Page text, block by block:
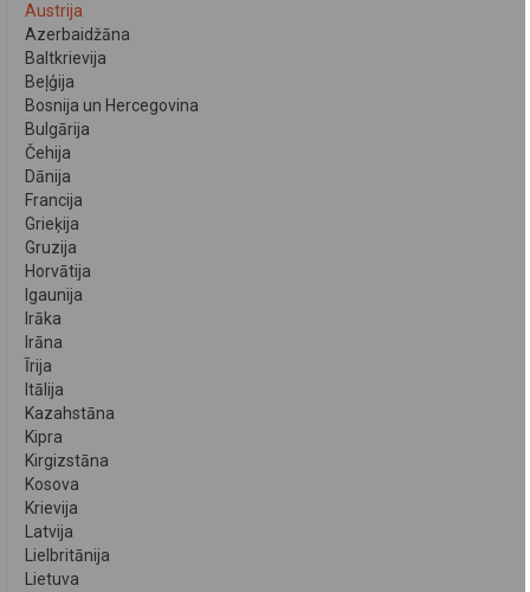
Austrija
Azerbaidžāna
Baltkrievija
Beļģija
Bosnija un Hercegovina
Bulgārija
Čehija
Dānija
Francija
Grieķija
Gruzija
Horvātija
Igaunija
Irāka
Irāna
Īrija
Itālija
Kazahstāna
Kipra
Kirgizstāna
Kosova
Krievija
Latvija
Lielbritānija
Lietuva